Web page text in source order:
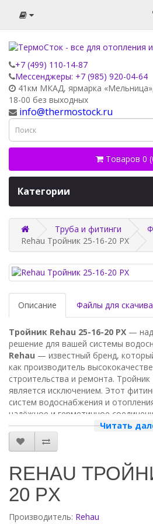
+7 (499) 110-14-87
Мессенджеры: +7 (985) 920-04-64
41км МКАД, ярмарка
18-00 без выходных
info@thermostock.ru
Товаров 0
Категории
Труба и фитинги
Rehau Тройник 25-16-20 PX
Описание Файлы для
Тройник Rehau 25-16-20 PX —
решение для вашей системы
Rehau — известный бренд,
как производитель
строительства и ремонта. Тройник
является исключением. Этот
систем водоснабжения и
надёжное и герметичное
Преимущества тройника Rehau
Высокое качество.
и долговечного материала,
коррозии и механическим
Простота монтажа.
конструкции, тройник легко
Герметичность.
Читать
REHAU
20 PX
Производитель: Rehau